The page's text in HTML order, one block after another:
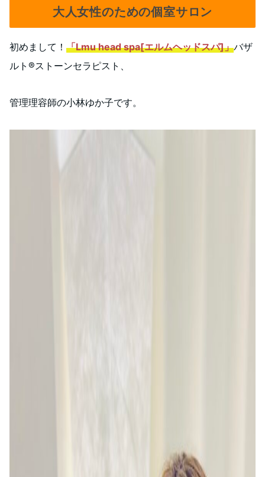
大人女性のための個室サロン
初めまして！ 「Lmu head spa[エルムヘッドスパ]」バザ
ルト®️ストーンセラピスト、
管理理容師の小林ゆか子です。